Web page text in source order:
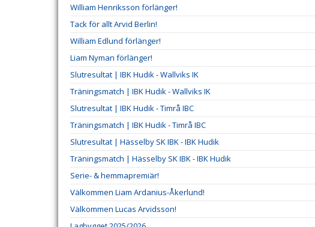
William Henriksson förlänger!
Tack för allt Arvid Berlin!
William Edlund förlänger!
Liam Nyman förlänger!
Slutresultat | IBK Hudik - Wallviks IK
Träningsmatch | IBK Hudik - Wallviks IK
Slutresultat | IBK Hudik - Timrå IBC
Träningsmatch | IBK Hudik - Timrå IBC
Slutresultat | Hässelby SK IBK - IBK Hudik
Träningsmatch | Hässelby SK IBK - IBK Hudik
Serie- & hemmapremiär!
Välkommen Liam Ardanius-Åkerlund!
Välkommen Lucas Arvidsson!